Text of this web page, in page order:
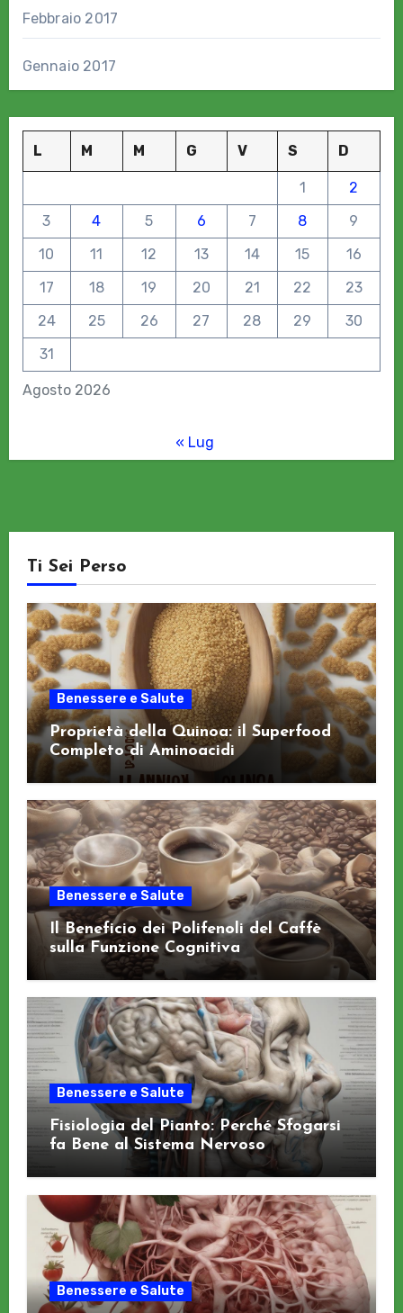
Febbraio 2017
Gennaio 2017
Agosto 2026
L M M G V S D
1
2
3
4 5 6 7 8
9
10
11 12 13 14 15
16
17
18 19 20 21 22
23
24
25 26 27 28 29
30
31
« Lug
Ti Sei Perso
Benessere e Salute
Proprietà della Quinoa: il Superfood
Completo di Aminoacidi
Benessere e Salute
Il Beneficio dei Polifenoli del Caffè
sulla Funzione Cognitiva
Benessere e Salute
Fisiologia del Pianto: Perché Sfogarsi
fa Bene al Sistema Nervoso
Benessere e Salute